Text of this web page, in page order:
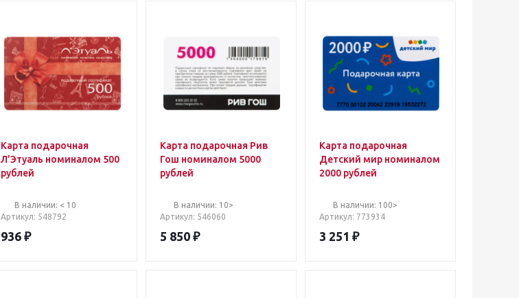
Карта подарочная
Л'Этуаль номиналом 500
рублей
В наличии: < 10
Артикул: 548792
936 ₽
Карта подарочная Рив
Гош номиналом 5000
рублей
В наличии: 10>
Артикул: 546060
5 850 ₽
Карта подарочная
Детский мир номиналом
2000 рублей
В наличии: 100>
Артикул: 773934
3 251 ₽